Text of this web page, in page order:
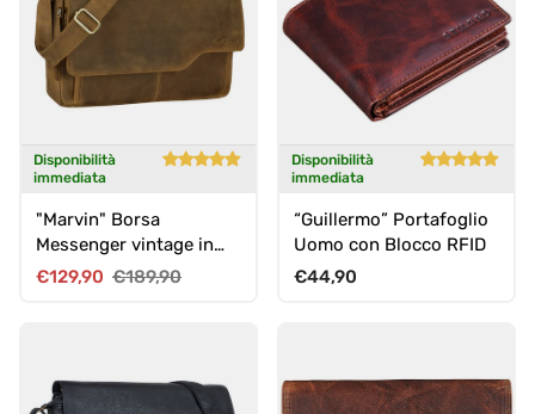
Disponibilità
immediata
"Marvin" Borsa
Messenger vintage in
pelle
Prezzo di vendita
€129,90 Prezzo normale
€189,90
Disponibilità
immediata
“Guillermo” Portafoglio
Uomo con Blocco RFID
Prezzo normale
€44,90